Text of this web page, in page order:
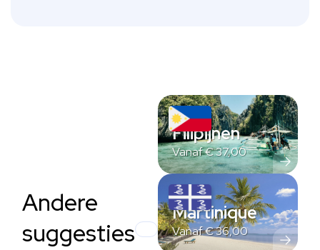
Andere
suggesties
Filipijnen
Vanaf€37,00
Martinique
Vanaf€36,00